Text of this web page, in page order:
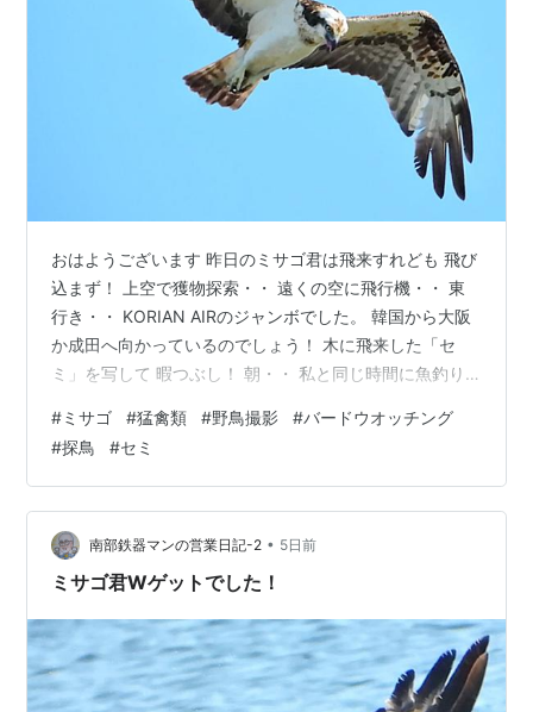
おはようございます 昨日のミサゴ君は飛来すれども 飛び
込まず！ 上空で獲物探索・・ 遠くの空に飛行機・・ 東
行き・・ KORIAN AIRのジャンボでした。 韓国から大阪
か成田へ向かっているのでしょう！ 木に飛来した「セ
ミ」を写して 暇つぶし！ 朝・・ 私と同じ時間に魚釣り
様ですね！ 3時間粘って・・近所の大型スーパーまで一
旦撤収 クールダウンして 早めの昼食を済ませて 1時間半
後再度リバーサイドへ出勤！ 日陰で1時間待機・・ 「来
ない」！ で・・完全撤収！ 本日も南部鉄器マンのブログ
に お越し頂きありがとうございました 南部鉄器マン全力
投…
#ミサゴ #猛禽類 #野鳥撮影 #バードウオッチング
#探鳥 #セミ
南部鉄器マンの営業日記-2 • 5日前
ミサゴ君Wゲットでした！